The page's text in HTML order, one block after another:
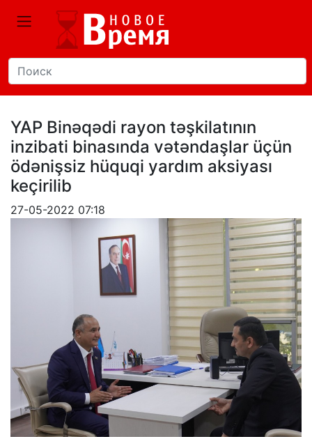
YAP Binəqədi rayon təşkilatının
inzibati binasında vətəndaşlar üçün
ödənişsiz hüquqi yardım aksiyası
keçirilib
27-05-2022 07:18